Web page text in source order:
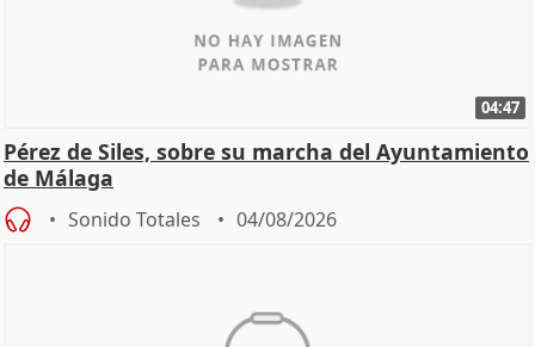
04:47
Pérez de Siles, sobre su marcha del Ayuntamiento
de Málaga
Sonido Totales 04/08/2026